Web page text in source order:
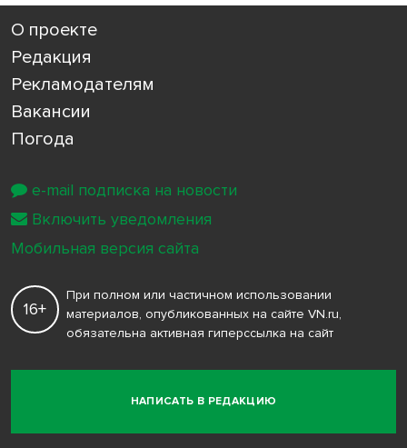
О проекте
Редакция
Рекламодателям
Вакансии
Погода
НАПИСАТЬ В РЕДАКЦИЮ
16+
При полном или частичном использовании
материалов, опубликованных на сайте VN.ru,
обязательна активная гиперссылка на сайт
e-mail подписка на новости
Включить уведомления
Мобильная версия сайта